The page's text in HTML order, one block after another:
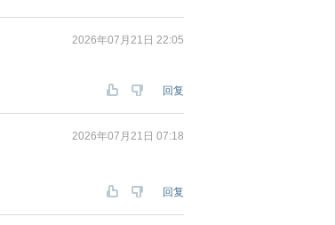
2026年07月21日 22:05
回复
2026年07月21日 07:18
回复